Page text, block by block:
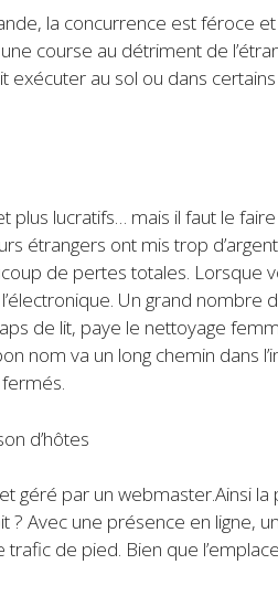
la concurrence est féroce
course au détriment de
exécuter au sol ou dans
lucratifs… mais il faut le
étrangers ont mis trop
de pertes totales. Lorsque
Un grand nombre
de lit, paye le nettoyage
nom va un long chemin dans
d’hôtes
géré par un webmaster.Ainsi
? Avec une présence en ligne,
de pied. Bien que